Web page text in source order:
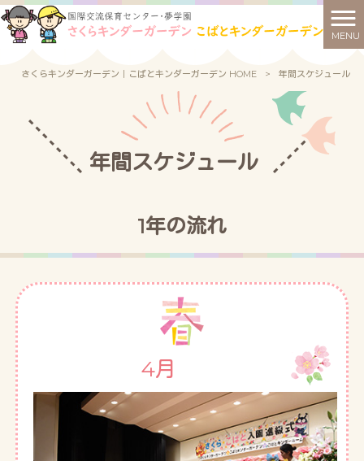
MENU
さくらキンダーガーデン｜こばとキンダーガーデン HOME > 年間スケジュール
年間スケジュール
1年の流れ
4月